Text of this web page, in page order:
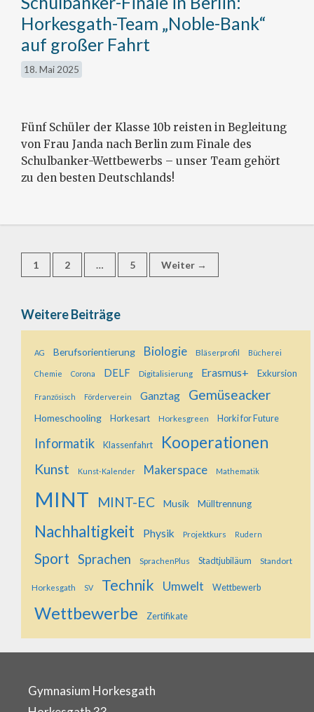
Horkesgath-Team „Noble-Bank“
auf großer Fahrt
18. Mai 2025
Fünf Schüler der Klasse 10b reisten in Begleitung
von Frau Janda nach Berlin zum Finale des
Schulbanker-Wettbewerbs – unser Team gehört
zu den besten Deutschlands!
Beitrags-
Seite
1 Seite
2 … Seite
5 Weiter →
Weitere Beiträge
AG Berufsorientierung Biologie Bläserprofil Bücherei
Chemie Corona DELF Digitalisierung Erasmus+ Exkursion
Französisch Förderverein Ganztag Gemüseacker
Homeschooling Horkesart Horkesgreen Horki for Future
Informatik Klassenfahrt Kooperationen
Kunst Kunst-Kalender Makerspace Mathematik
MINT MINT-EC Musik Mülltrennung
Nachhaltigkeit Physik Projektkurs Rudern
Sport Sprachen SprachenPlus Stadtjubiläum Standort
Horkesgath SV Technik Umwelt Wettbewerb
Wettbewerbe Zertifikate
Gymnasium Horkesgath